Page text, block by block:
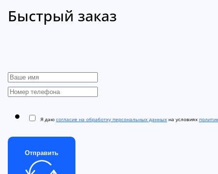
Быстрый заказ
Я даю согласие на обработку персональных данных на условиях
Отправить